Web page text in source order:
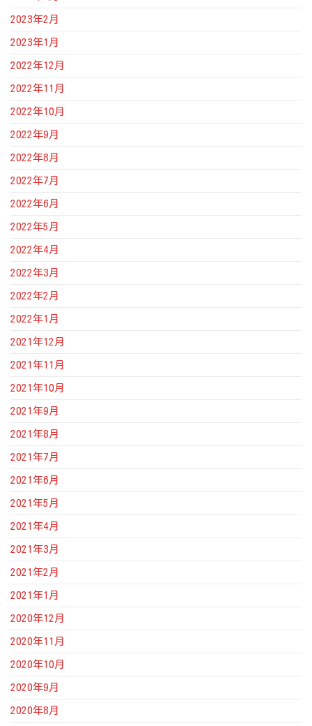
2023年2月
2023年1月
2022年12月
2022年11月
2022年10月
2022年9月
2022年8月
2022年7月
2022年6月
2022年5月
2022年4月
2022年3月
2022年2月
2022年1月
2021年12月
2021年11月
2021年10月
2021年9月
2021年8月
2021年7月
2021年6月
2021年5月
2021年4月
2021年3月
2021年2月
2021年1月
2020年12月
2020年11月
2020年10月
2020年9月
2020年8月